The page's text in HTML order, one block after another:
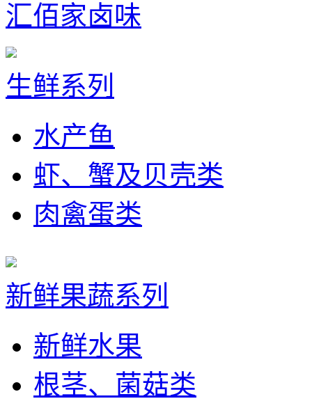
汇佰家卤味
生鲜系列
水产鱼
虾、蟹及贝壳类
肉禽蛋类
新鲜果蔬系列
新鲜水果
根茎、菌菇类